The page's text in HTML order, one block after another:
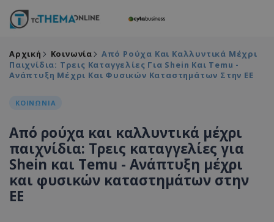
Αρχική Κοινωνία
Από Ρούχα Και Καλλυντικά Μέχρι
Παιχνίδια: Τρεις Καταγγελίες Για Shein Και Temu -
Ανάπτυξη Μέχρι Και Φυσικών Καταστημάτων Στην ΕΕ
ΚΟΙΝΩΝΙΑ
Από ρούχα και καλλυντικά μέχρι
παιχνίδια: Τρεις καταγγελίες για
Shein και Temu - Ανάπτυξη μέχρι
και φυσικών καταστημάτων στην
ΕΕ